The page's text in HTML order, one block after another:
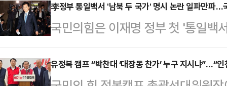
절차를 획기적으로 단축하는 법안
미애 의원(국민의힘·부산 해운대을
물·적치물 등으로 인해 보행자의
있는 경우, 행정청이 보다 신속하게
李정부 통일백서 '남북 두 국가' 명시 논란 일파만파…
국민의힘은 이재명 정부 첫 '통일백
'두 국가론'이 명시된 데 대해 "반헌
임선거대책위원장은 19일 페이스
유정복 캠프 “박찬대 ‘대장동 찬가’ 누구 지시냐”…“